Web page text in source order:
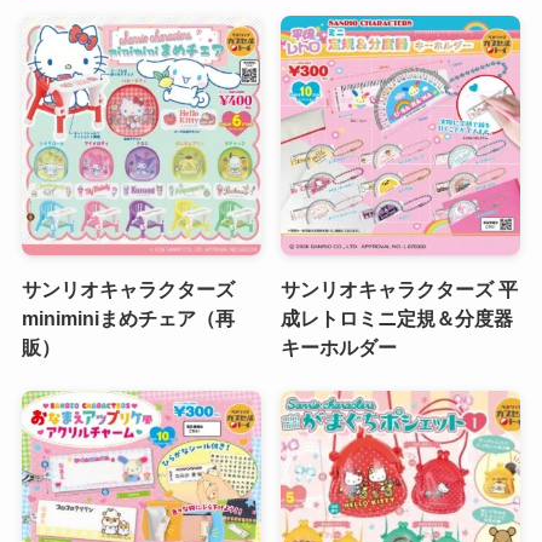
サンリオキャラクターズ
miniminiまめチェア（再
販）
サンリオキャラクターズ 平
成レトロミニ定規＆分度器
キーホルダー